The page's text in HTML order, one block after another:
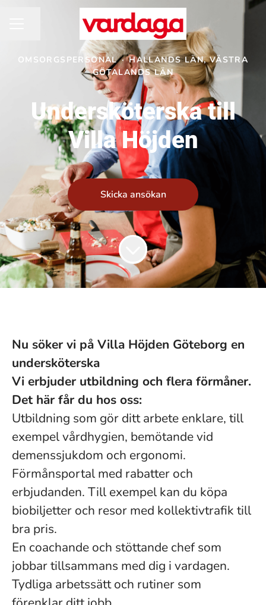
OMSORGSPERSONAL · HALLANDS LÄN, VÄSTRA
GÖTALANDS LÄN
Undersköterska till
Villa Höjden
Skicka ansökan
Nu söker vi på Villa Höjden Göteborg en
undersköterska
Vi erbjuder utbildning och flera förmåner.
Det här får du hos oss:
Utbildning som gör ditt arbete enklare, till
exempel vårdhygien, bemötande vid
demenssjukdom och ergonomi.
Förmånsportal med rabatter och
erbjudanden. Till exempel kan du köpa
biobiljetter och resor med kollektivtrafik till
bra pris.
En coachande och stöttande chef som
jobbar tillsammans med dig i vardagen.
Tydliga arbetssätt och rutiner som